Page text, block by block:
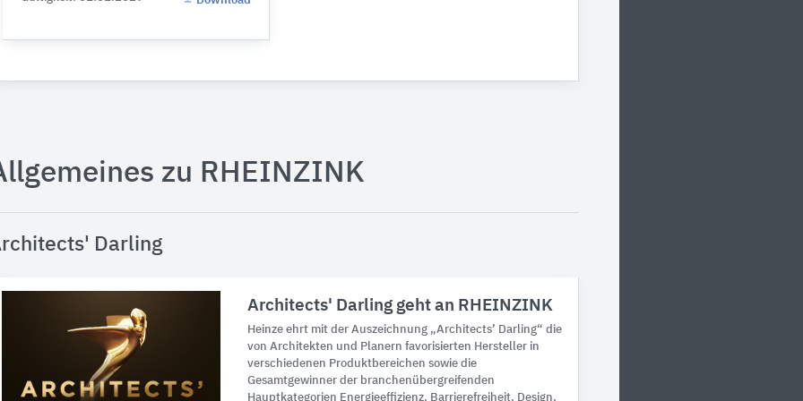
zu RHEINZINK
Darling
Architects' Darling geht an RHEINZINK
Heinze ehrt mit der Auszeichnung „Architects’ Darling“ die
von Architekten und Planern favorisierten Hersteller in
verschiedenen Produktbereichen sowie die
Gesamtgewinner der branchenübergreifenden
Hauptkategorien Energieeffizienz, Barrierefreiheit, Design,